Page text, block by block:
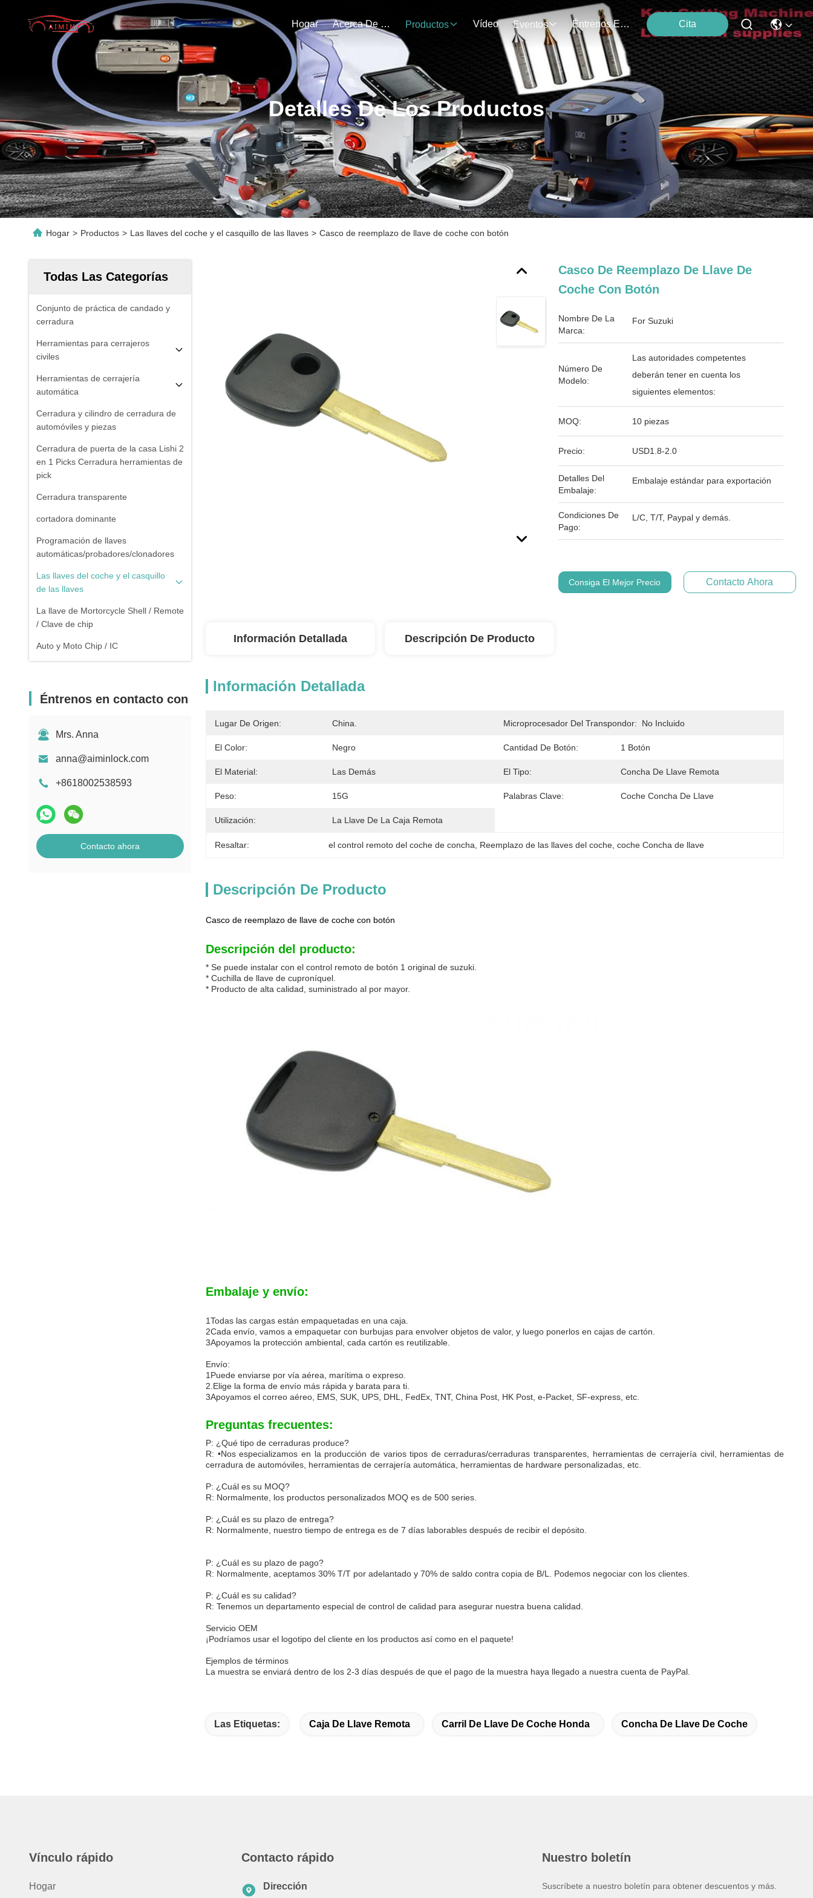
Hogar Acerca De Nosotros Productos Vídeo Eventos Éntrenos En Contacto Con Cita
Detalles De Los Productos
Hogar > Productos > Las llaves del coche y el casquillo de las llaves > Casco de reemplazo de llave de coche con botón
Todas Las Categorías
Conjunto de práctica de candado y
cerradura
Herramientas para cerrajeros
civiles
Herramientas de cerrajería
automática
Cerradura y cilindro de cerradura de
automóviles y piezas
Cerradura de puerta de la casa Lishi 2
en 1 Picks Cerradura herramientas de
pick
Cerradura transparente
cortadora dominante
Programación de llaves
automáticas/probadores/clonadores
Las llaves del coche y el casquillo
de las llaves
La llave de Mortorcycle Shell / Remote
/ Clave de chip
Auto y Moto Chip / IC
Éntrenos en contacto con
Mrs. Anna
anna@aiminlock.com
+8618002538593
Contacto ahora
Casco De Reemplazo De Llave De
Coche Con Botón
Nombre De La
Marca:
For Suzuki
Número De
Modelo:
Las autoridades competentes
deberán tener en cuenta los
siguientes elementos:
MOQ: 10 piezas
Precio: USD1.8-2.0
Detalles Del
Embalaje:
Embalaje estándar para exportación
Condiciones De
Pago:
L/C, T/T, Paypal y demás.
Consiga El Mejor Precio Contacto Ahora
Información Detallada Descripción De Producto
Información Detallada
Lugar De Origen: China. Microprocesador Del Transpondor: No Incluido
El Color: Negro Cantidad De Botón: 1 Botón
El Material: Las Demás El Tipo: Concha De Llave Remota
Peso: 15G Palabras Clave: Coche Concha De Llave
Utilización: La Llave De La Caja Remota
Resaltar: el control remoto del coche de concha Reemplazo de las llaves del coche , coche Concha de llave
Descripción De Producto
Casco de reemplazo de llave de coche con botón
Descripción del producto:
* Se puede instalar con el control remoto de botón 1 original de suzuki.
* Cuchilla de llave de cuproníquel.
* Producto de alta calidad, suministrado al por mayor.
Embalaje y envío:
1Todas las cargas están empaquetadas en una caja.
2Cada envío, vamos a empaquetar con burbujas para envolver objetos de valor, y luego ponerlos en cajas de cartón.
3Apoyamos la protección ambiental, cada cartón es reutilizable.
Envío:
1Puede enviarse por vía aérea, marítima o expreso.
2.Elige la forma de envío más rápida y barata para ti.
3Apoyamos el correo aéreo, EMS, SUK, UPS, DHL, FedEx, TNT, China Post, HK Post, e-Packet, SF-express, etc.
Preguntas frecuentes:
P: ¿Qué tipo de cerraduras produce?
R: •Nos especializamos en la producción de varios tipos de cerraduras/cerraduras transparentes, herramientas de cerrajería civil, herramientas de
cerradura de automóviles, herramientas de cerrajería automática, herramientas de hardware personalizadas, etc.
P: ¿Cuál es su MOQ?
R: Normalmente, los productos personalizados MOQ es de 500 series.
P: ¿Cuál es su plazo de entrega?
R: Normalmente, nuestro tiempo de entrega es de 7 días laborables después de recibir el depósito.
P: ¿Cuál es su plazo de pago?
R: Normalmente, aceptamos 30% T/T por adelantado y 70% de saldo contra copia de B/L. Podemos negociar con los clientes.
P: ¿Cuál es su calidad?
R: Tenemos un departamento especial de control de calidad para asegurar nuestra buena calidad.
Servicio OEM
¡Podríamos usar el logotipo del cliente en los productos así como en el paquete!
Ejemplos de términos
La muestra se enviará dentro de los 2-3 días después de que el pago de la muestra haya llegado a nuestra cuenta de PayPal.
Las Etiquetas: Caja De Llave Remota Carril De Llave De Coche Honda Concha De Llave De Coche
Vínculo rápido
Hogar
Contacto rápido
Dirección
Nuestro boletín
Suscríbete a nuestro boletín para obtener descuentos y más.